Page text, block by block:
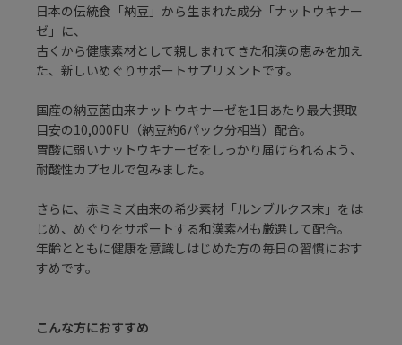
日本の伝統食「納豆」から生まれた成分「ナットウキナー
ゼ」に、
古くから健康素材として親しまれてきた和漢の恵みを加え
た、新しいめぐりサポートサプリメントです。
国産の納豆菌由来ナットウキナーゼを1日あたり最大摂取
目安の10,000FU（納豆約6パック分相当）配合。
胃酸に弱いナットウキナーゼをしっかり届けられるよう、
耐酸性カプセルで包みました。
さらに、赤ミミズ由来の希少素材「ルンブルクス末」をは
じめ、めぐりをサポートする和漢素材も厳選して配合。
年齢とともに健康を意識しはじめた方の毎日の習慣におす
すめです。
こんな方におすすめ